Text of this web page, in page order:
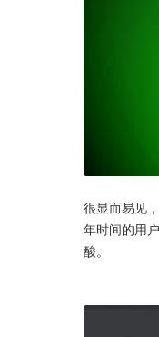
很显而易见
年时间的用
酸。